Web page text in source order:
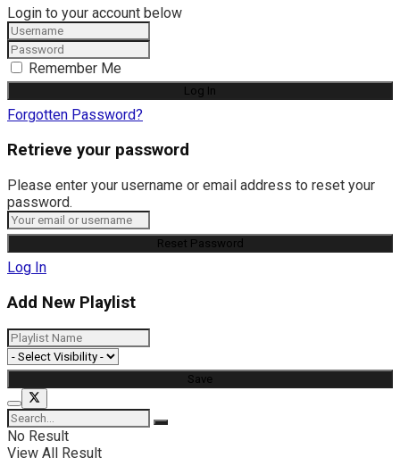
Login to your account below
Remember Me
Forgotten Password?
Retrieve your password
Please enter your username or email address to reset your
password.
Log In
Add New Playlist
No Result
View All Result